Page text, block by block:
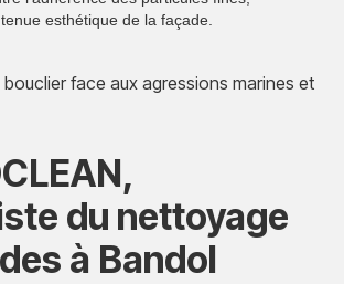
esthétique de la façade.
face aux agressions marines et
du nettoyage
à Bandol